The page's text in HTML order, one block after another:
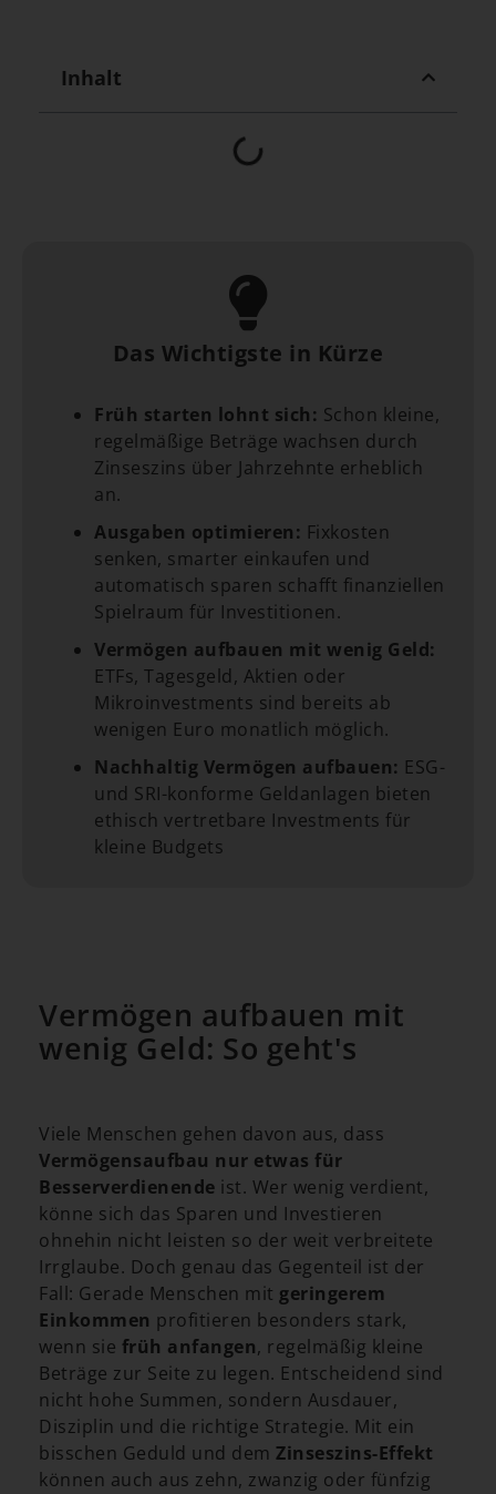
Inhalt
Das Wichtigste in Kürze
Früh starten lohnt sich: Schon kleine,
regelmäßige Beträge wachsen durch
Zinseszins über Jahrzehnte erheblich
an.
Ausgaben optimieren: Fixkosten
senken, smarter einkaufen und
automatisch sparen schafft finanziellen
Spielraum für Investitionen.
Vermögen aufbauen mit wenig Geld:
ETFs, Tagesgeld, Aktien oder
Mikroinvestments sind bereits ab
wenigen Euro monatlich möglich.
Nachhaltig Vermögen aufbauen: ESG-
und SRI-konforme Geldanlagen bieten
ethisch vertretbare Investments für
kleine Budgets
Vermögen aufbauen mit
wenig Geld: So geht's
Viele Menschen gehen davon aus, dass
Vermögensaufbau nur etwas für
Besserverdienende ist. Wer wenig verdient,
könne sich das Sparen und Investieren
ohnehin nicht leisten so der weit verbreitete
Irrglaube. Doch genau das Gegenteil ist der
Fall: Gerade Menschen mit geringerem
Einkommen profitieren besonders stark,
wenn sie früh anfangen, regelmäßig kleine
Beträge zur Seite zu legen. Entscheidend sind
nicht hohe Summen, sondern Ausdauer,
Disziplin und die richtige Strategie. Mit ein
bisschen Geduld und dem Zinseszins-Effekt
können auch aus zehn, zwanzig oder fünfzig